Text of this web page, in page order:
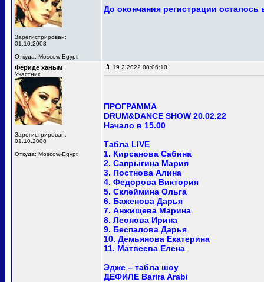
Зарегистрирован:
01.10.2008
Откуда: Moscow-Egypt
До окончания регистрации осталось
Фериде ханым
Участник
Зарегистрирован:
01.10.2008
Откуда: Moscow-Egypt
19.2.2022 08:06:10
ПРОГРАММА
DRUM&DANCE SHOW 20.02.22
Начало в 15.00
Табла LIVE
1. Кирсанова Сабина
2. Сапрыгина Мария
3. Постнова Алина
4. Федорова Виктория
5. Склеймина Ольга
6. Баженова Дарья
7. Анжищева Марина
8. Леонова Ирина
9. Беспалова Дарья
10. Демьянова Екатерина
11. Матвеева Елена
Эдже – табла шоу
ДЕФИЛЕ Barira Arabi